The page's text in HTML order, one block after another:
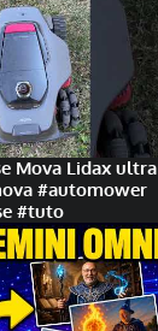
Mova Lidax ultra
#automower
#tuto